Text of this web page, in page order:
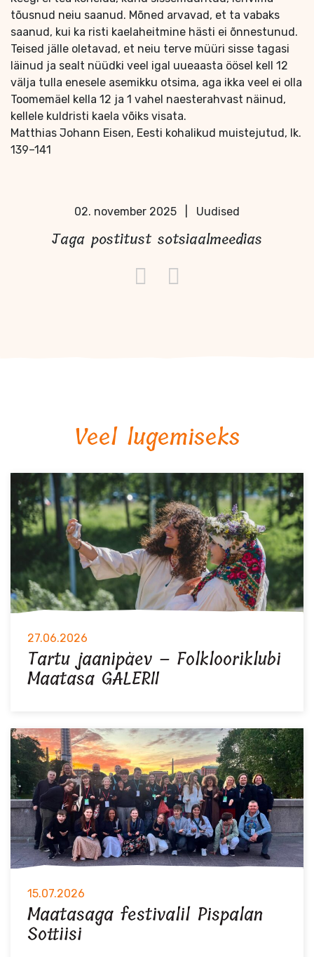
tõusnud neiu saanud. Mõned arvavad, et ta vabaks
saanud, kui ka risti kaelaheitmine hästi ei õnnestunud.
Teised jälle oletavad, et neiu terve müüri sisse tagasi
läinud ja sealt nüüdki veel igal uueaasta öösel kell 12
välja tulla enesele asemikku otsima, aga ikka veel ei olla
Toomemäel kella 12 ja 1 vahel naesterahvast näinud,
kellele kuldristi kaela võiks visata.
Matthias Johann Eisen, Eesti kohalikud muistejutud, lk.
139–141
02. november 2025 Uudised
Jaga postitust sotsiaalmeedias
Veel lugemiseks
27.06.2026
Tartu jaanipäev – Folklooriklubi
Maatasa GALERII
15.07.2026
Maatasaga festivalil Pispalan
Sottiisi